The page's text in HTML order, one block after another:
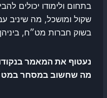
בתחום ולימודו יכולים
שקול ומושכל, מה שיניב
בשוק חברות מט״ח, ביניהן SMART CAPITAL.
נעטוף את המאמר
מה שחשוב במסחר